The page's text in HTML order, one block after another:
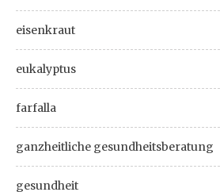
eisenkraut
eukalyptus
farfalla
ganzheitliche gesundheitsberatung
gesundheit